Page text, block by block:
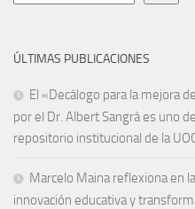
ÚLTIMAS PUBLICACIONES
El «Decálogo para la mejora
por el Dr. Albert Sangrà es uno
repositorio institucional de la
Marcelo Maina reflexiona en
innovación educativa y